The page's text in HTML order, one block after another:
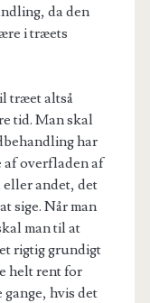
da den
i træets
træet altså
tid. Man skal
har
af overfladen af
andet, det
sige. Når man
man til at
rigtig grundigt
helt rent for
hvis det